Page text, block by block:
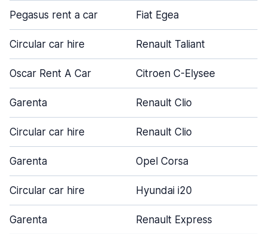
Pegasus rent a car Fiat Egea
Circular car hire Renault Taliant
Oscar Rent A Car Citroen C-Elysee
Garenta Renault Clio
Circular car hire Renault Clio
Garenta Opel Corsa
Circular car hire Hyundai i20
Garenta Renault Express